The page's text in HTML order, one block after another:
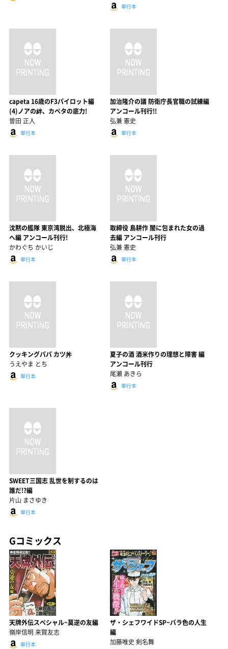
単行本
capeta 16歳のF3パイロット編
(4)ノアの絆、カペタの底力!
曽田 正人
単行本
加治隆介の議 防衛庁長官職の試練編
アンコール刊行!!
弘兼 憲史
単行本
沈黙の艦隊 東京湾脱出、北極海
へ編 アンコール刊行!
かわぐち かいじ
単行本
取締役 島耕作 闇に包まれた女の過
去編 アンコール刊行
弘兼 憲史
単行本
クッキングパパ カツ丼
うえやま とち
単行本
夏子の酒 酒米作りの理想と障害 編
アンコール刊行
尾瀬 あきら
単行本
SWEET三国志 乱世を制するのは
誰だ!?編
片山 まさゆき
単行本
Gコミックス
天牌外伝スペシャル~莫逆の友編
嶺岸信明 来賀友志
単行本
ザ・シェフワイドSP~バラ色の人生
編
加藤唯史 剣名舞